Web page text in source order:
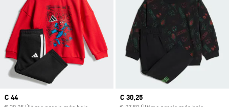
Precio actual
€ 44 Precio actual
€ 30,25